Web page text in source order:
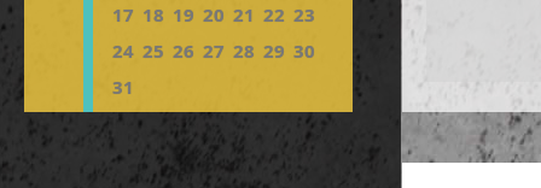
17 18 19 20 21 22 23
24 25 26 27 28 29 30
31